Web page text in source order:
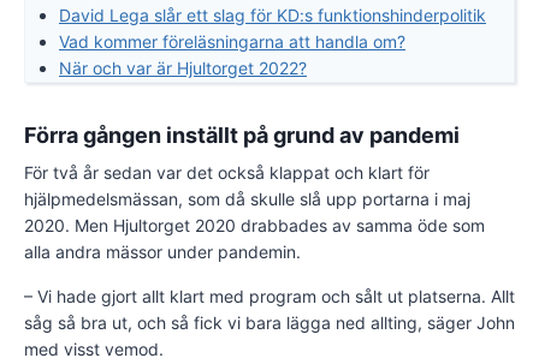
David Lega slår ett slag för KD:s funktionshinderpolitik
Vad kommer föreläsningarna att handla om?
När och var är Hjultorget 2022?
Förra gången inställt på grund av pandemi
För två år sedan var det också klappat och klart för
hjälpmedelsmässan, som då skulle slå upp portarna i maj
2020. Men Hjultorget 2020 drabbades av samma öde som
alla andra mässor under pandemin.
– Vi hade gjort allt klart med program och sålt ut platserna. Allt
såg så bra ut, och så fick vi bara lägga ned allting, säger John
med visst vemod.